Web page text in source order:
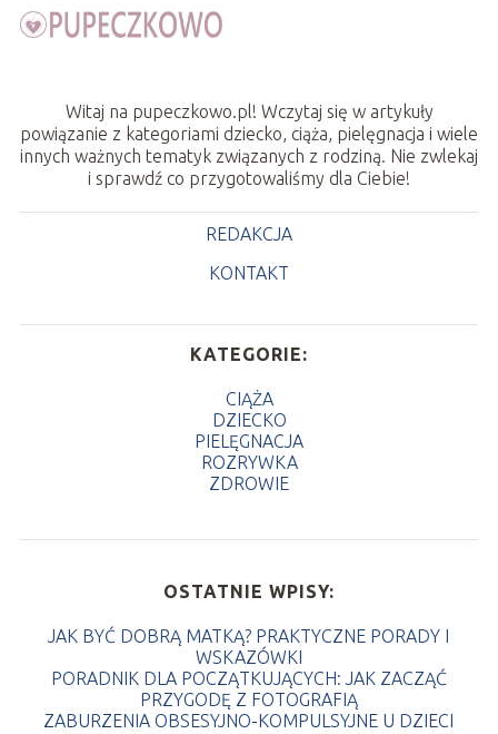
Witaj na pupeczkowo.pl! Wczytaj się w artykuły
powiązanie z kategoriami dziecko, ciąża, pielęgnacja i wiele
innych ważnych tematyk związanych z rodziną. Nie zwlekaj
i sprawdź co przygotowaliśmy dla Ciebie!
REDAKCJA
KONTAKT
KATEGORIE:
CIĄŻA
DZIECKO
PIELĘGNACJA
ROZRYWKA
ZDROWIE
OSTATNIE WPISY:
JAK BYĆ DOBRĄ MATKĄ? PRAKTYCZNE PORADY I
WSKAZÓWKI
PORADNIK DLA POCZĄTKUJĄCYCH: JAK ZACZĄĆ
PRZYGODĘ Z FOTOGRAFIĄ
ZABURZENIA OBSESYJNO-KOMPULSYJNE U DZIECI